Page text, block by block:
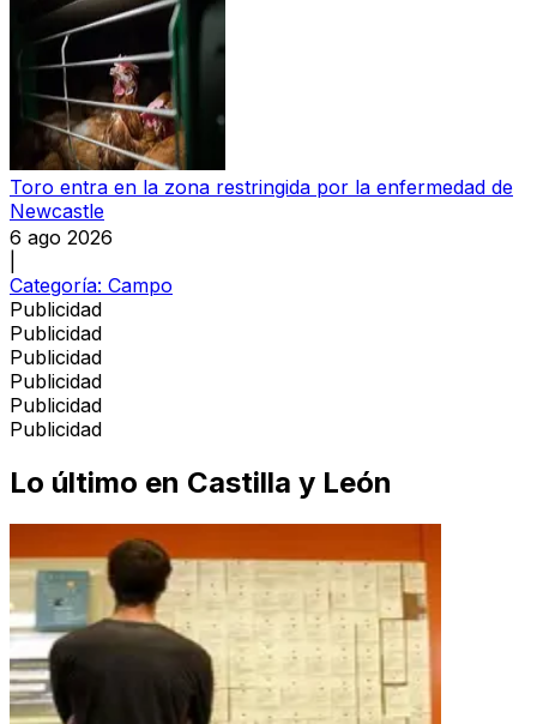
Toro entra en la zona restringida por la enfermedad de
Newcastle
6 ago 2026
Categoría: Campo
Publicidad
Publicidad
Publicidad
Publicidad
Publicidad
Publicidad
Lo último en Castilla y León